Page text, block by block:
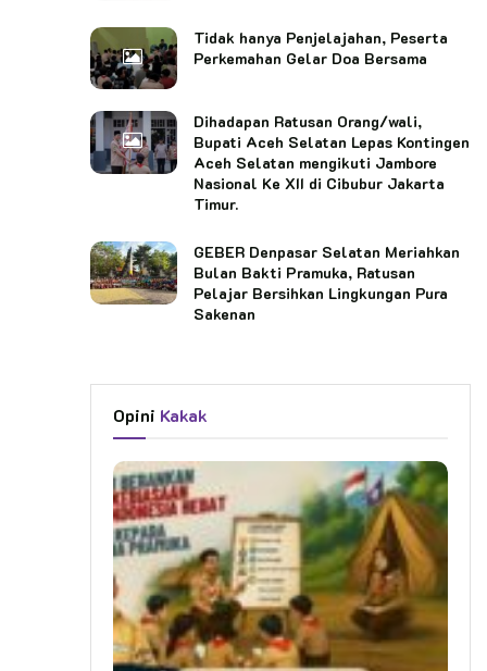
Tidak hanya Penjelajahan, Peserta
Perkemahan Gelar Doa Bersama
Dihadapan Ratusan Orang/wali,
Bupati Aceh Selatan Lepas Kontingen
Aceh Selatan mengikuti Jambore
Nasional Ke XII di Cibubur Jakarta
Timur.
GEBER Denpasar Selatan Meriahkan
Bulan Bakti Pramuka, Ratusan
Pelajar Bersihkan Lingkungan Pura
Sakenan
Opini Kakak